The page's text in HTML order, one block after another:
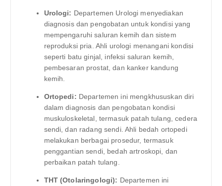
Urologi: Departemen Urologi menyediakan
diagnosis dan pengobatan untuk kondisi yang
mempengaruhi saluran kemih dan sistem
reproduksi pria. Ahli urologi menangani kondisi
seperti batu ginjal, infeksi saluran kemih,
pembesaran prostat, dan kanker kandung
kemih.
Ortopedi: Departemen ini mengkhususkan diri
dalam diagnosis dan pengobatan kondisi
muskuloskeletal, termasuk patah tulang, cedera
sendi, dan radang sendi. Ahli bedah ortopedi
melakukan berbagai prosedur, termasuk
penggantian sendi, bedah artroskopi, dan
perbaikan patah tulang.
THT (Otolaringologi): Departemen ini